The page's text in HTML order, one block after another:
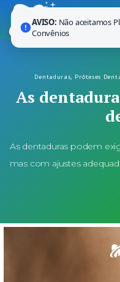
Dentaduras, Próteses
As
As dentaduras podem
mas com ajustes
AVISO: Não aceitamos
Convênios